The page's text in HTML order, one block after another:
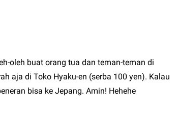
oleh buat orang tua dan teman-teman di
aja di Toko Hyaku-en (serba 100 yen). Kalau
bisa ke Jepang. Amin! Hehehe